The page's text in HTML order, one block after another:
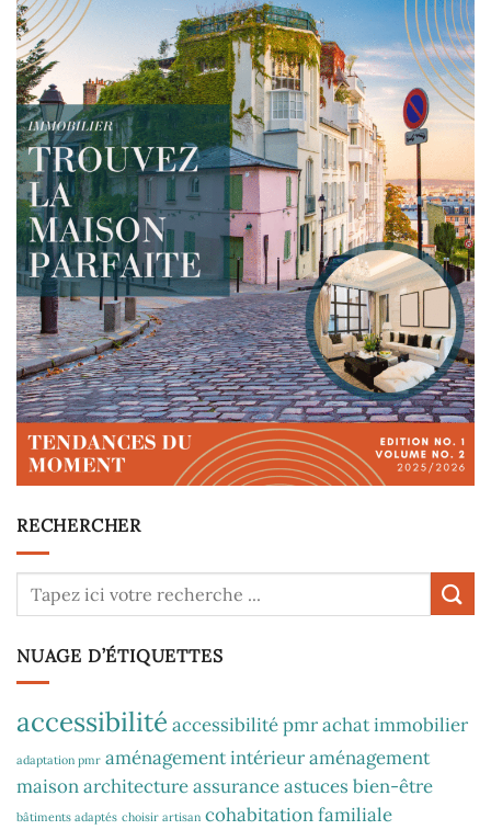
RECHERCHER
NUAGE D’ÉTIQUETTES
accessibilité accessibilité pmrachat immobilier
adaptation pmr aménagement intérieuraménagement
maisonarchitectureassuranceastuces bien-être
bâtiments adaptés choisir artisan cohabitation familiale